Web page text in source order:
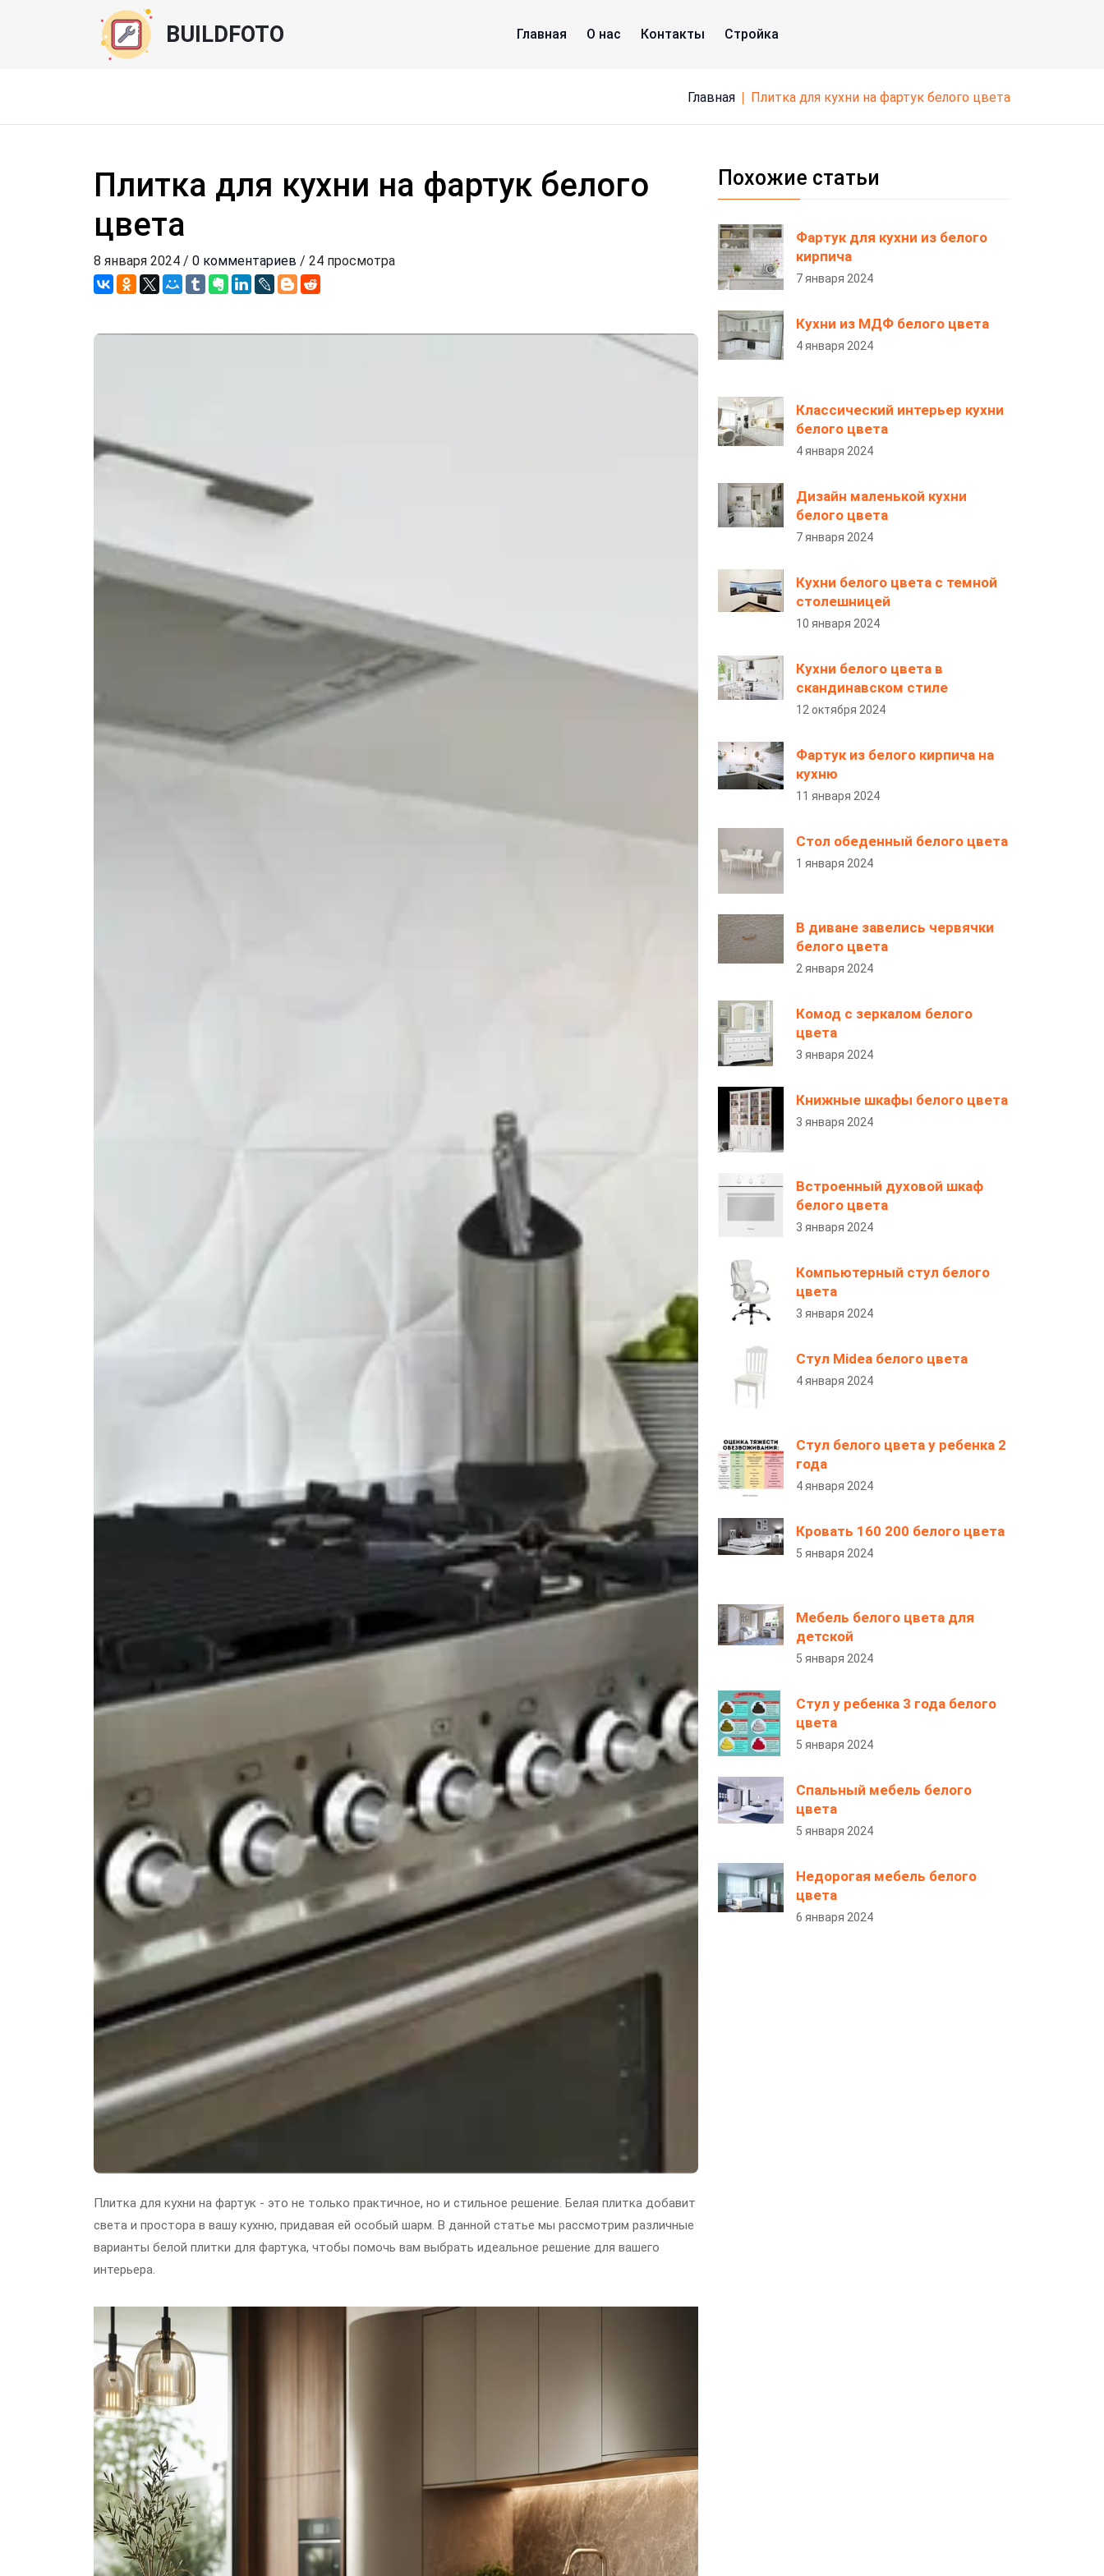
BUILDFOTO Главная О нас Контакты Стройка
Главная плитка для кухни на фартук белого цвета
Плитка для кухни на фартук белого
цвета
8 января 2024 / 0 комментариев / 24 просмотра
Плитка для кухни на фартук - это не только практичное, но и стильное решение. Белая плитка добавит
света и простора в вашу кухню, придавая ей особый шарм. В данной статье мы рассмотрим различные
варианты белой плитки для фартука, чтобы помочь вам выбрать идеальное решение для вашего
интерьера.
Похожие статьи
Фартук для кухни из белого
кирпича
7 января 2024
Кухни из МДФ белого цвета
4 января 2024
Классический интерьер кухни
белого цвета
4 января 2024
Дизайн маленькой кухни
белого цвета
7 января 2024
Кухни белого цвета с темной
столешницей
10 января 2024
Кухни белого цвета в
скандинавском стиле
12 октября 2024
Фартук из белого кирпича на
кухню
11 января 2024
Стол обеденный белого цвета
1 января 2024
В диване завелись червячки
белого цвета
2 января 2024
Комод с зеркалом белого
цвета
3 января 2024
Книжные шкафы белого цвета
3 января 2024
Встроенный духовой шкаф
белого цвета
3 января 2024
Компьютерный стул белого
цвета
3 января 2024
Стул Midea белого цвета
4 января 2024
Стул белого цвета у ребенка 2
года
4 января 2024
Кровать 160 200 белого цвета
5 января 2024
Мебель белого цвета для
детской
5 января 2024
Стул у ребенка 3 года белого
цвета
5 января 2024
Спальный мебель белого
цвета
5 января 2024
Недорогая мебель белого
цвета
6 января 2024